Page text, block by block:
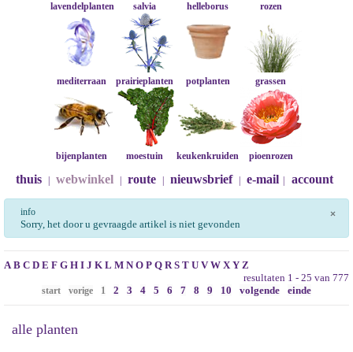
lavendelplanten salvia helleborus rozen
mediterraan prairieplanten potplanten grassen
bijenplanten moestuin keukenkruiden pioenrozen
thuis webwinkel route nieuwsbrief e-mail account
×
info
Sorry, het door u gevraagde artikel is niet gevonden
A B C D E F G H I J K L M N O P Q R S T U V W X Y Z
resultaten 1 - 25 van 777
start vorige 1 2 3 4 5 6 7 8 9 10 volgende einde
alle planten